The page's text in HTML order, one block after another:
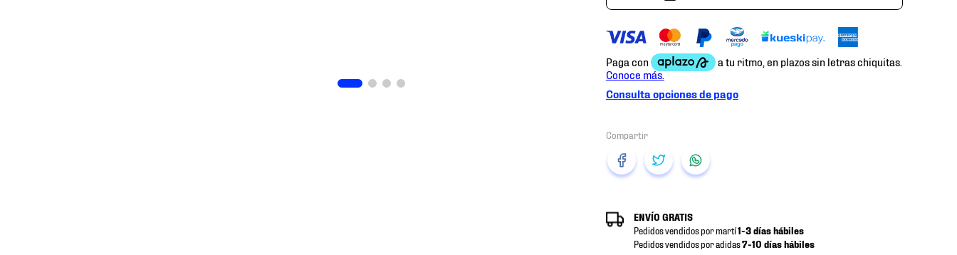
Consulta opciones de pago
ENVÍO GRATIS
Pedidos vendidos por martí1-3 días hábiles
Pedidos vendidos por adidas7-10 días hábiles